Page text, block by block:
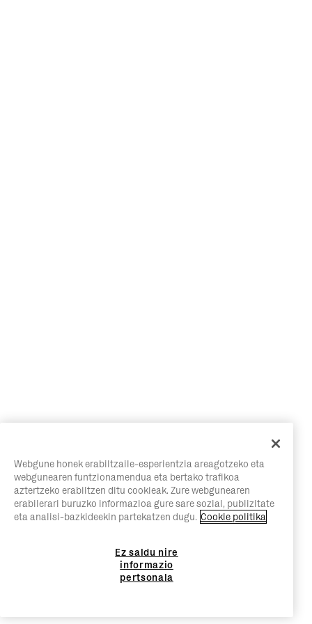
Webgune honek erabiltzaile-esperientzia areagotzeko eta
webgunearen funtzionamendua eta bertako trafikoa
aztertzeko erabiltzen ditu cookieak. Zure webgunearen
erabilerari buruzko informazioa gure sare sozial, publizitate
eta analisi-bazkideekin partekatzen dugu. Cookie politika
Ez saldu nire
informazio
pertsonala